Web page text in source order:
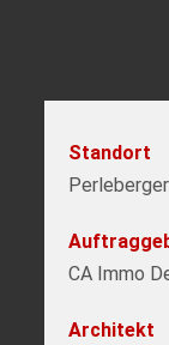
Standort
CA Immo
Architekt